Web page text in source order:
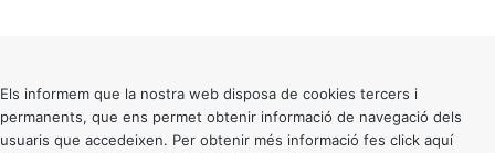
button
Els informem que la nostra web disposa de cookies tercers i
permanents, que ens permet obtenir informació de navegació dels
usuaris que accedeixen. Per obtenir més informació fes click aquí